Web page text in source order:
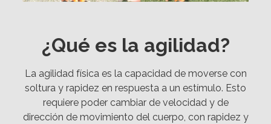
¿Qué es la agilidad?
La agilidad física es la capacidad de moverse con
soltura y rapidez en respuesta a un estímulo. Esto
requiere poder cambiar de velocidad y de
dirección de movimiento del cuerpo, con rapidez y